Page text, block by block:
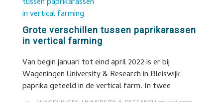
Grote verschillen tussen paprikarassen
in vertical farming
Van begin januari tot eind april 2022 is er bij
Wageningen University & Research in Bleiswijk
paprika geteeld in de vertical farm. In twee